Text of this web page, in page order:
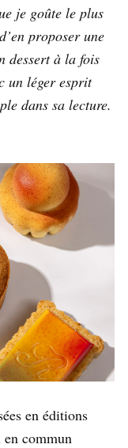
je goûte le plus
proposer une
dessert à la fois
un léger esprit
dans sa lecture.
en éditions
en commun